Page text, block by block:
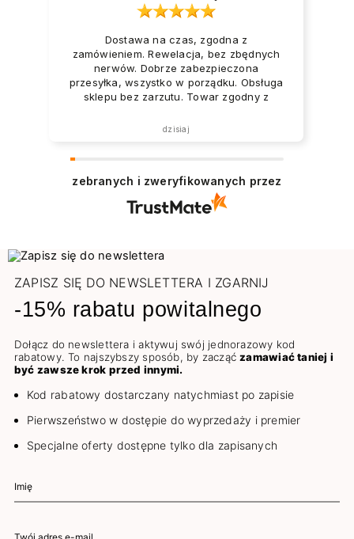
Dostawa na czas, zgodna z
zamówieniem. Rewelacja, bez zbędnych
nerwów. Dobrze zabezpieczona
przesyłka, wszystko w porządku. Obsługa
sklepu bez zarzutu. Towar zgodny z
została zrealizowana ekspresowo.
dzisiaj
zebranych i zweryfikowanych przez
ZAPISZ SIĘ DO NEWSLETTERA I ZGARNIJ
-15% rabatu powitalnego
Dołącz do newslettera i aktywuj swój jednorazowy kod
rabatowy. To najszybszy sposób, by zacząćzamawiać taniej i
być zawsze krok przed innymi.
Kod rabatowy dostarczany natychmiast po zapisie
Pierwszeństwo w dostępie do wyprzedaży i premier
Specjalne oferty dostępne tylko dla zapisanych